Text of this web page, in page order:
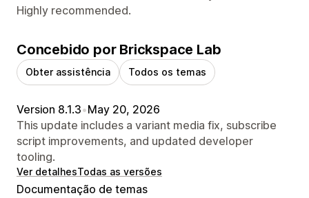
Highly recommended.
Concebido por Brickspace Lab
Obter assistência Todos os temas
Version 8.1.3•May 20, 2026
This update includes a variant media fix, subscribe
script improvements, and updated developer
tooling.
Ver detalhesTodas as versões
Documentação de temas